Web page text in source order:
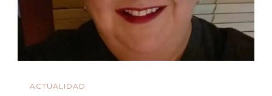
ACTUALIDAD